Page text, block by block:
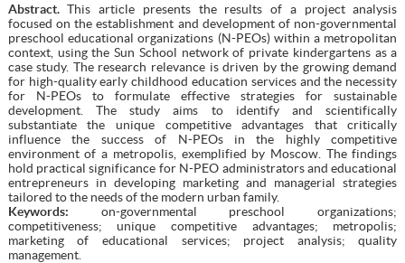
Abstract.This article presents the results of a project analysis
focused on the establishment and development of non-governmental
preschool educational organizations (N-PEOs) within a metropolitan
context, using the Sun School network of private kindergartens as a
case study. The research relevance is driven by the growing demand
for high-quality early childhood education services and the necessity
for N-PEOs to formulate effective strategies for sustainable
development. The study aims to identify and scientifically
substantiate the unique competitive advantages that critically
influence the success of N-PEOs in the highly competitive
environment of a metropolis, exemplified by Moscow. The findings
hold practical significance for N-PEO administrators and educational
entrepreneurs in developing marketing and managerial strategies
tailored to the needs of the modern urban family.
Keywords: on-governmental preschool organizations;
competitiveness; unique competitive advantages; metropolis;
marketing of educational services; project analysis; quality
management.